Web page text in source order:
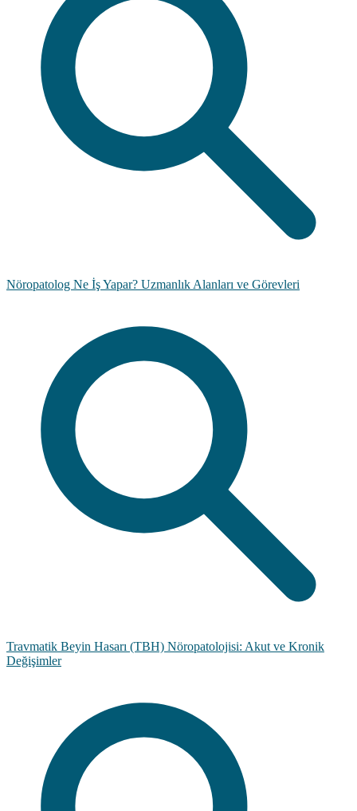
Nöropatolog Ne İş Yapar? Uzmanlık Alanları ve Görevleri
Travmatik Beyin Hasarı (TBH) Nöropatolojisi: Akut ve Kronik
Değişimler